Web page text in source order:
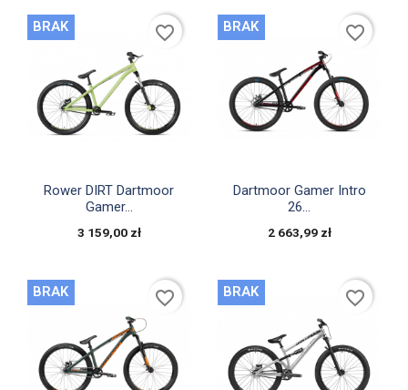
Szybki podgląd
Rower DIRT Dartmoor
Gamer...
3 159,00 zł
BRAK favorite_border
Szybki podgląd
Dartmoor Gamer Intro
26...
2 663,99 zł
BRAK favorite_border
BRAK favorite_border BRAK favorite_border